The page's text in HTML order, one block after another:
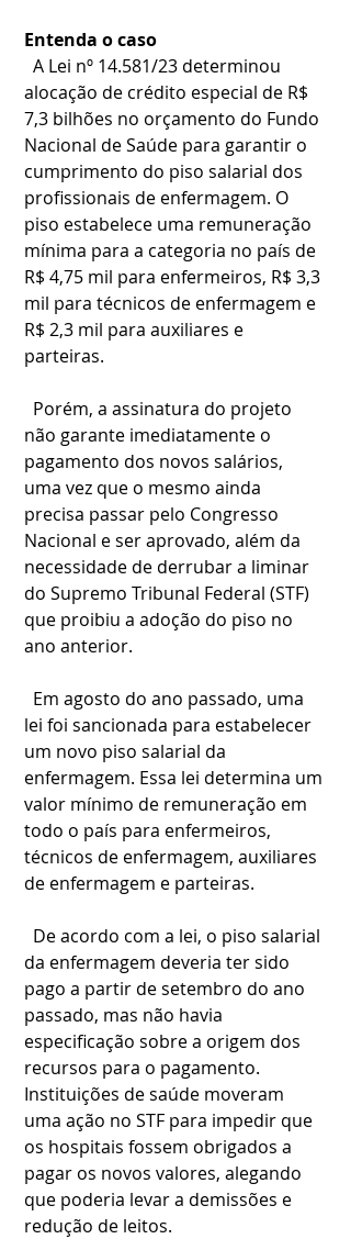
Entenda o caso
alocação de crédito especial de R$
7,3 bilhões no orçamento do Fundo
Nacional de Saúde para garantir o
cumprimento do piso salarial dos
profissionais de enfermagem. O
piso estabelece uma remuneração
mínima para a categoria no país de
R$ 4,75 mil para enfermeiros, R$ 3,3
mil para técnicos de enfermagem e
R$ 2,3 mil para auxiliares e
parteiras.
não garante imediatamente o
pagamento dos novos salários,
uma vez que o mesmo ainda
precisa passar pelo Congresso
Nacional e ser aprovado, além da
necessidade de derrubar a liminar
do Supremo Tribunal Federal (STF)
que proibiu a adoção do piso no
ano anterior.
lei foi sancionada para estabelecer
um novo piso salarial da
enfermagem. Essa lei determina um
valor mínimo de remuneração em
todo o país para enfermeiros,
técnicos de enfermagem, auxiliares
de enfermagem e parteiras.
da enfermagem deveria ter sido
pago a partir de setembro do ano
passado, mas não havia
especificação sobre a origem dos
recursos para o pagamento.
Instituições de saúde moveram
uma ação no STF para impedir que
os hospitais fossem obrigados a
pagar os novos valores, alegando
que poderia levar a demissões e
redução de leitos.